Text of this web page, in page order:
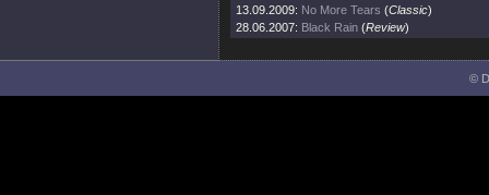
13.09.2009: No More Tears (Classic)
28.06.2007: Black Rain (Review)
©